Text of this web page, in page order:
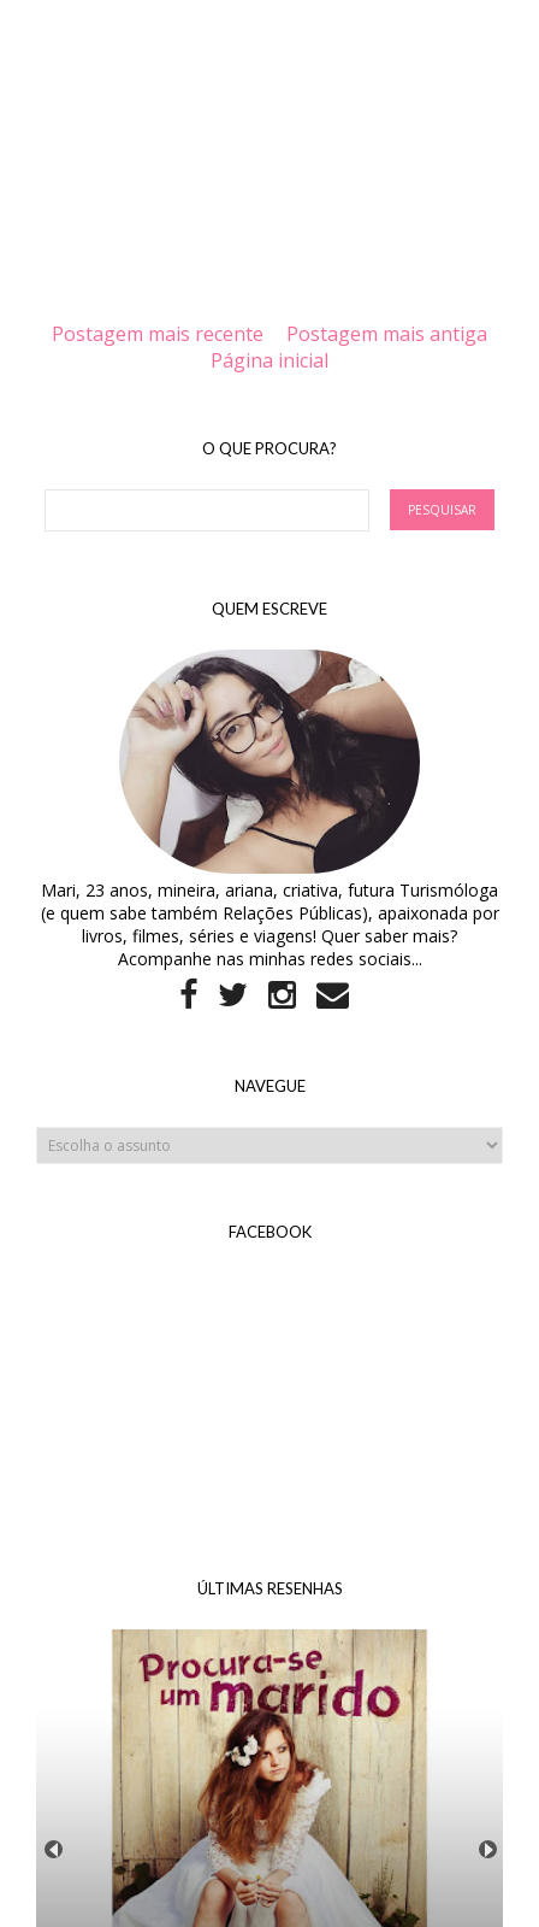
Postagem mais recente
Postagem mais antiga
Página inicial
O QUE PROCURA?
QUEM ESCREVE
Mari, 23 anos, mineira, ariana, criativa, futura Turismóloga
(e quem sabe também Relações Públicas), apaixonada por
livros, filmes, séries e viagens! Quer saber mais?
Acompanhe nas minhas redes sociais...
NAVEGUE
FACEBOOK
ÚLTIMAS RESENHAS